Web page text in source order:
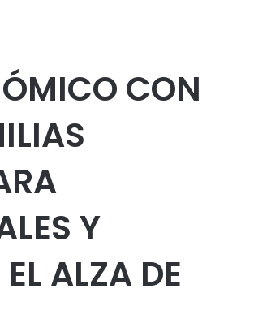
CON
Y
ALZA DE